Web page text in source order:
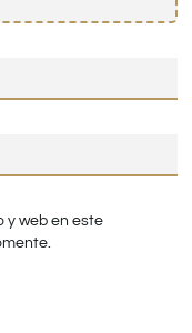
y web en este